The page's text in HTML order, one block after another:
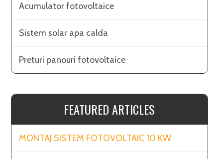
Acumulator fotovoltaice
Sistem solar apa calda
Preturi panouri fotovoltaice
FEATURED ARTICLES
MONTAJ SISTEM FOTOVOLTAIC 10 KW